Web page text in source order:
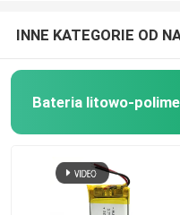
INNE KATEGORIE OD
Bateria litowo-